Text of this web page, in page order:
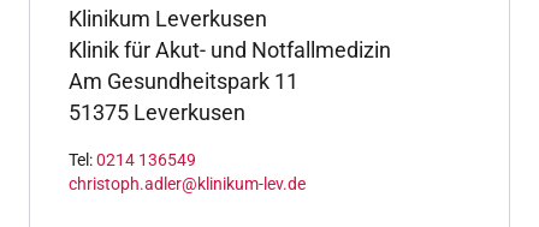
Klinikum Leverkusen
Klinik für Akut- und Notfallmedizin
Am Gesundheitspark 11
51375 Leverkusen
Tel:0214 136549
christoph.adler@klinikum-lev.de